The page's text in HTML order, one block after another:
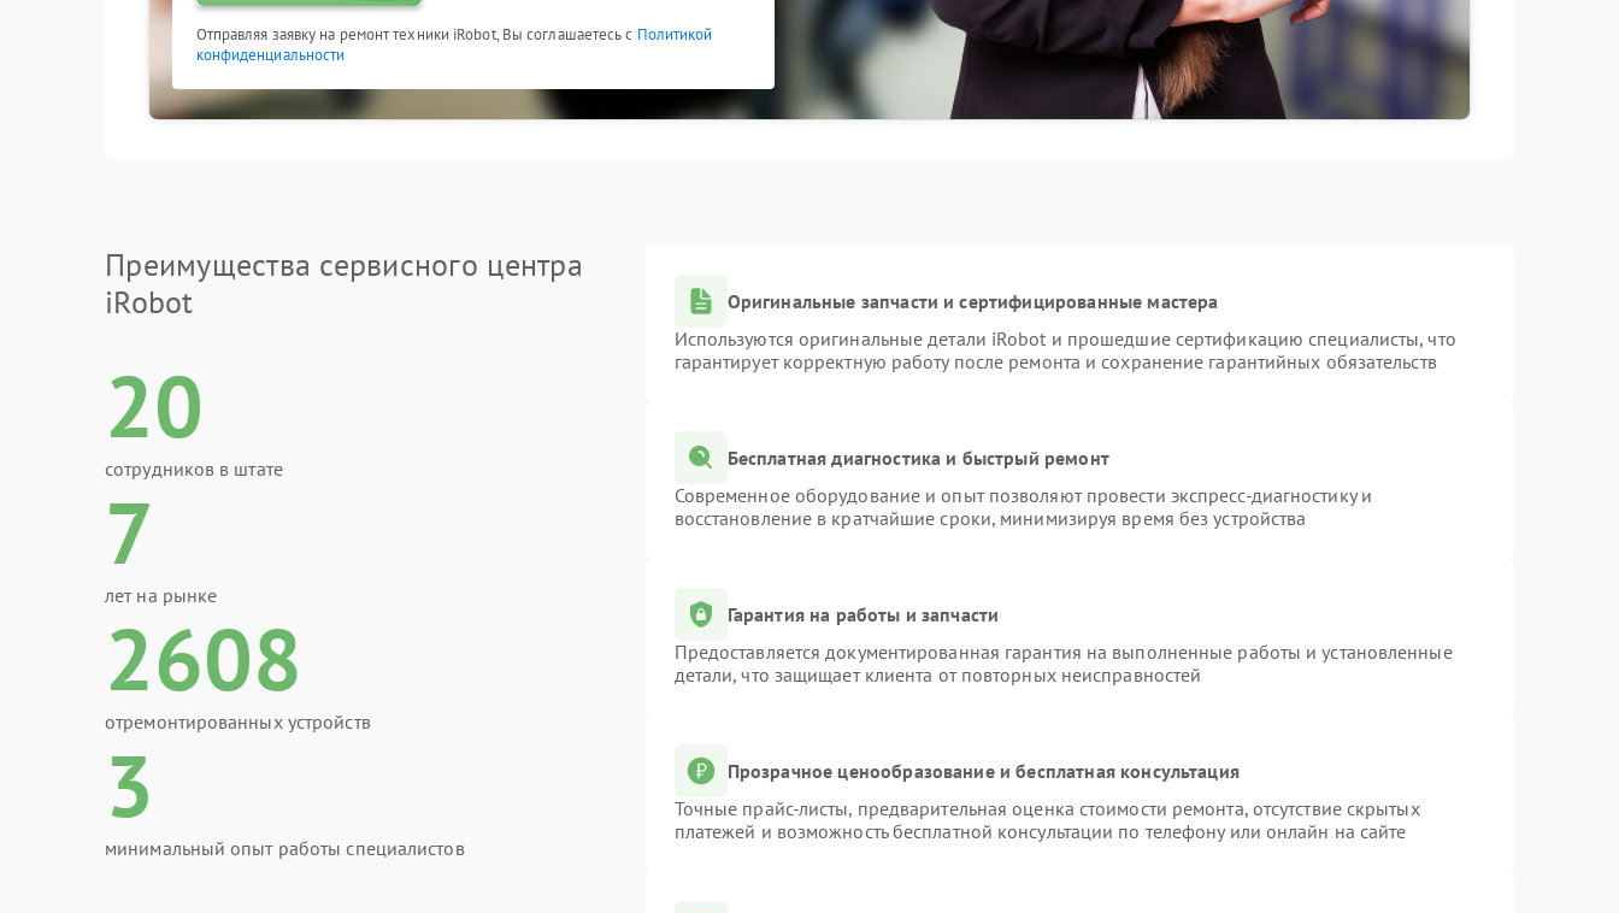
Отправляя заявку на ремонт техники iRobot, Вы соглашаетесь с Политикой
конфиденциальности
Преимущества сервисного центра
iRobot
20
сотрудников в штате
7
лет на рынке
2608
отремонтированных устройств
3
минимальный опыт работы специалистов
Оригинальные запчасти и сертифицированные мастера
Используются оригинальные детали iRobot и прошедшие сертификацию специалисты, что
гарантирует корректную работу после ремонта и сохранение гарантийных обязательств
Бесплатная диагностика и быстрый ремонт
Современное оборудование и опыт позволяют провести экспресс-диагностику и
восстановление в кратчайшие сроки, минимизируя время без устройства
Гарантия на работы и запчасти
Предоставляется документированная гарантия на выполненные работы и установленные
детали, что защищает клиента от повторных неисправностей
Прозрачное ценообразование и бесплатная консультация
Точные прайс-листы, предварительная оценка стоимости ремонта, отсутствие скрытых
платежей и возможность бесплатной консультации по телефону или онлайн на сайте